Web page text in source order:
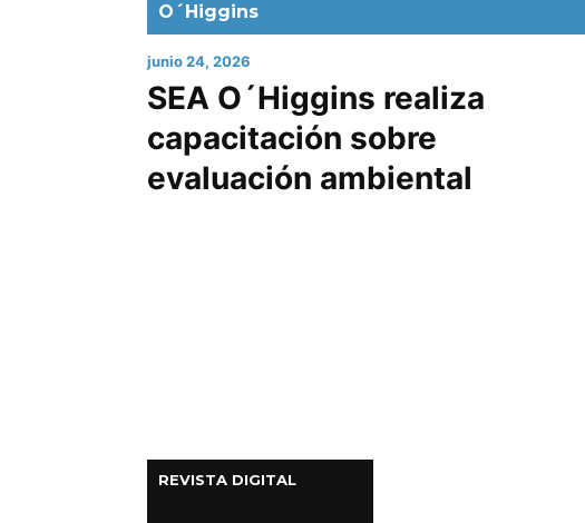
O´Higgins
junio 24, 2026
SEA O´Higgins realiza
capacitación sobre
evaluación ambiental
REVISTA DIGITAL